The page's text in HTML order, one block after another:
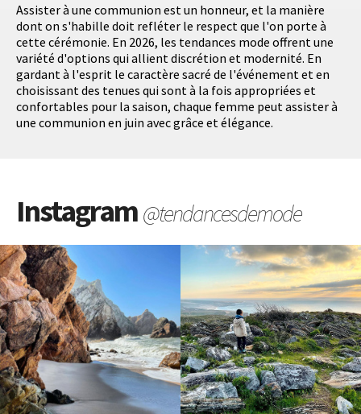
Assister à une communion est un honneur, et la manière
dont on s'habille doit refléter le respect que l'on porte à
cette cérémonie. En 2026, les tendances mode offrent une
variété d'options qui allient discrétion et modernité. En
gardant à l'esprit le caractère sacré de l'événement et en
choisissant des tenues qui sont à la fois appropriées et
confortables pour la saison, chaque femme peut assister à
une communion en juin avec grâce et élégance.
Instagram@tendancesdemode